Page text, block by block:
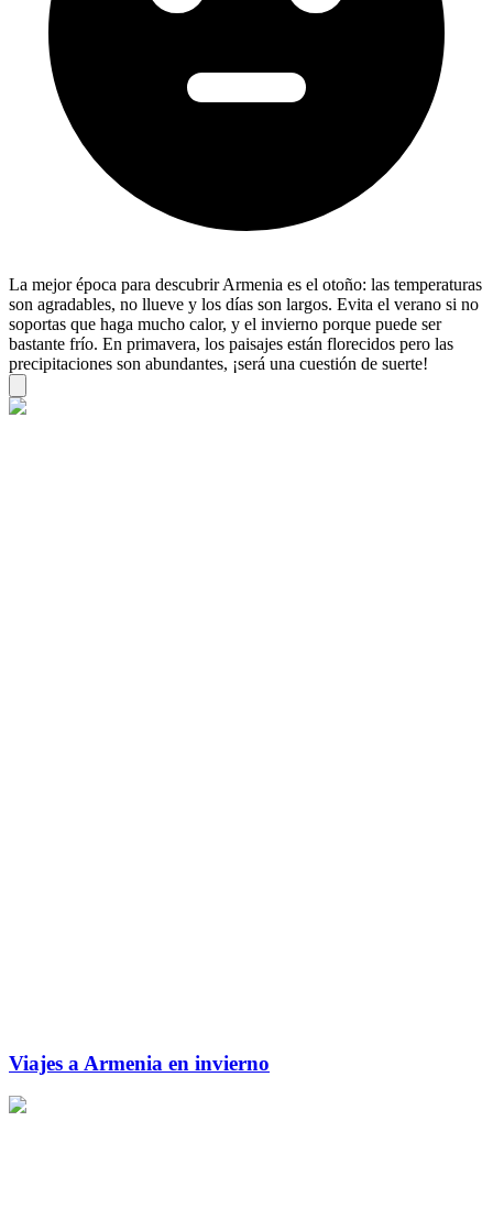
La mejor época para descubrir Armenia es el otoño: las temperaturas
son agradables, no llueve y los días son largos. Evita el verano si no
soportas que haga mucho calor, y el invierno porque puede ser
bastante frío. En primavera, los paisajes están florecidos pero las
precipitaciones son abundantes, ¡será una cuestión de suerte!
Viajes a Armenia en invierno